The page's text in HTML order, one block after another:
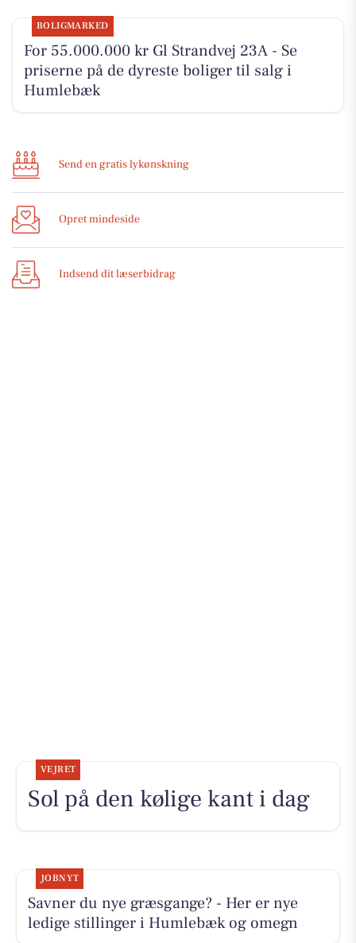
BOLIGMARKED
For 55.000.000 kr Gl Strandvej 23A - Se
priserne på de dyreste boliger til salg i
Humlebæk
Send en gratis lykønskning
Opret mindeside
Indsend dit læserbidrag
VEJRET
Sol på den kølige kant i dag
JOBNYT
Savner du nye græsgange? - Her er nye
ledige stillinger i Humlebæk og omegn